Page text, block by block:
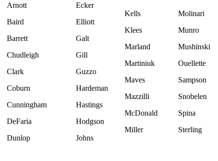
Arnott
Baird
Barrett
Chudleigh
Clark
Coburn
Cunningham
DeFaria
Dunlop
Ecker
Elliott
Galt
Gill
Guzzo
Hardeman
Hastings
Hodgson
Johns
Kells
Klees
Marland
Martiniuk
Maves
Mazzilli
McDonald
Miller
Molinari
Munro
Mushinski
Ouellette
Sampson
Snobelen
Spina
Sterling